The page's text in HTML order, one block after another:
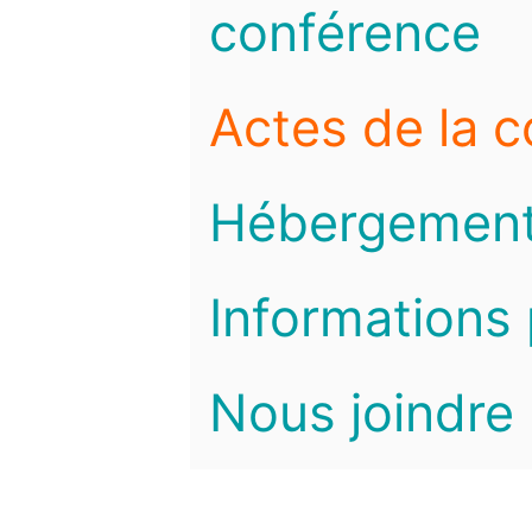
conférence
Actes de la
Informations
Nous joindre